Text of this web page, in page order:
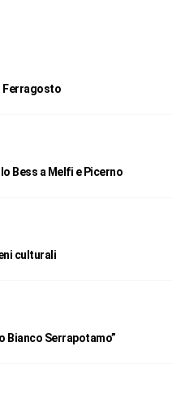
Ferragosto
Bess a Melfi e Picerno
culturali
Bianco Serrapotamo”